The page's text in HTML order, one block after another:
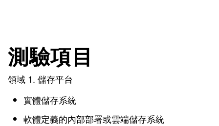
測驗項目
領域 1. 儲存平台
實體儲存系統
軟體定義的內部部署或雲端儲存系統